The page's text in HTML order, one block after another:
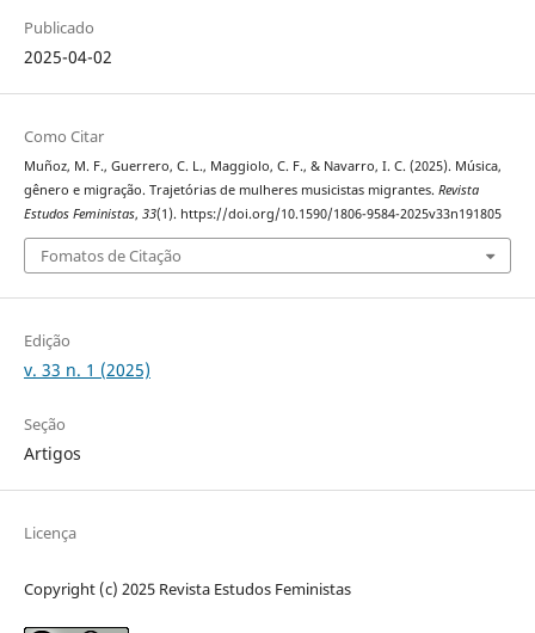
Publicado
2025-04-02
Como Citar
Muñoz, M. F., Guerrero, C. L., Maggiolo, C. F., & Navarro, I. C. (2025). Música,
gênero e migração. Trajetórias de mulheres musicistas migrantes. Revista
Estudos Feministas, 33(1). https://doi.org/10.1590/1806-9584-2025v33n191805
Fomatos de Citação
Edição
v. 33 n. 1 (2025)
Seção
Artigos
Licença
Copyright (c) 2025 Revista Estudos Feministas